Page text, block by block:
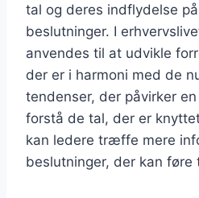
tal og deres indflydelse
beslutninger. I
anvendes til at udvikle
der er i harmoni med de
tendenser, der påvirker
forstå de tal, der er
kan ledere træffe mere
beslutninger, der kan